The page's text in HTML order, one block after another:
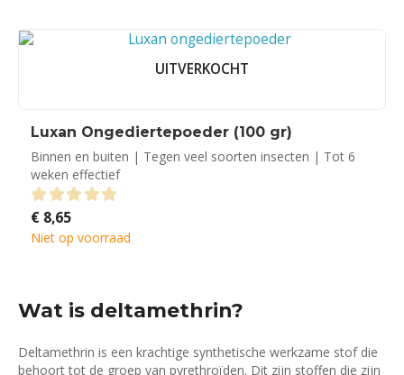
UITVERKOCHT
Luxan Ongediertepoeder (100 gr)
Binnen en buiten | Tegen veel soorten insecten | Tot 6
weken effectief
0 out of 5
€ 8,65
Niet op voorraad
Wat is deltamethrin?
Deltamethrin is een krachtige synthetische werkzame stof die
behoort tot de groep van pyrethroïden. Dit zijn stoffen die zijn